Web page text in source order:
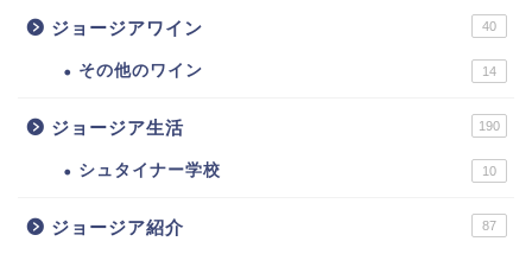
ジョージアワイン 40
その他のワイン 14
ジョージア生活 190
シュタイナー学校 10
ジョージア紹介 87